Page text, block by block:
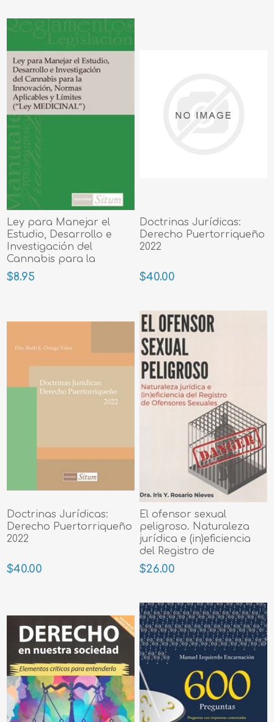
Ley para Manejar el
Estudio, Desarrollo e
Investigación del
Cannabis para la
Innovación
$8.95
Doctrinas Jurídicas:
Derecho Puertorriqueño
2022
$40.00
Doctrinas Jurídicas:
Derecho Puertorriqueño
2022
$40.00
El ofensor sexual
peligroso. Naturaleza
jurídica e (in)eficiencia
del Registro de
Ofensores Sexuales
$26.00